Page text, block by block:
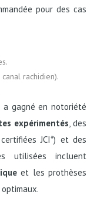
pour des cas
rachidien).
a gagné en notoriété
expérimentés, des
JCI*) et des
utilisées incluent
et les prothèses